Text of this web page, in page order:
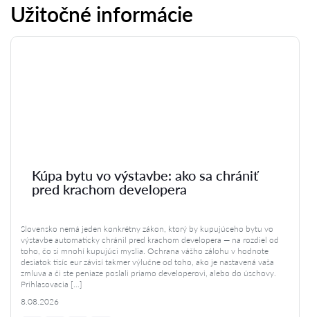
Užitočné informácie
Kúpa bytu vo výstavbe: ako sa chrániť
pred krachom developera
Slovensko nemá jeden konkrétny zákon, ktorý by kupujúceho bytu vo
výstavbe automaticky chránil pred krachom developera — na rozdiel od
toho, čo si mnohí kupujúci myslia. Ochrana vášho zálohu v hodnote
desiatok tisíc eur závisí takmer výlučne od toho, ako je nastavená vaša
zmluva a či ste peniaze poslali priamo developerovi, alebo do úschovy.
Prihlasovacia […]
8.08.2026